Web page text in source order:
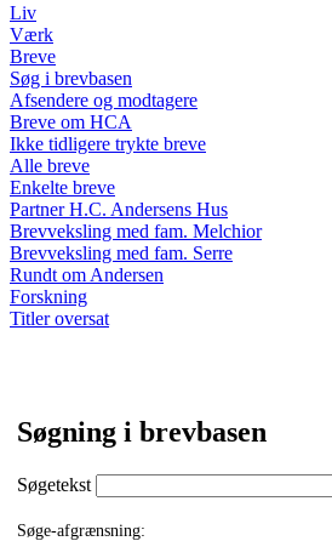
Liv
Værk
Breve
Søg i brevbasen
Afsendere og modtagere
Breve om HCA
Ikke tidligere trykte breve
Alle breve
Enkelte breve
Partner H.C. Andersens Hus
Brevveksling med fam. Melchior
Brevveksling med fam. Serre
Rundt om Andersen
Forskning
Titler oversat
Søgning i brevbasen
Søgetekst
Søge-afgrænsning: